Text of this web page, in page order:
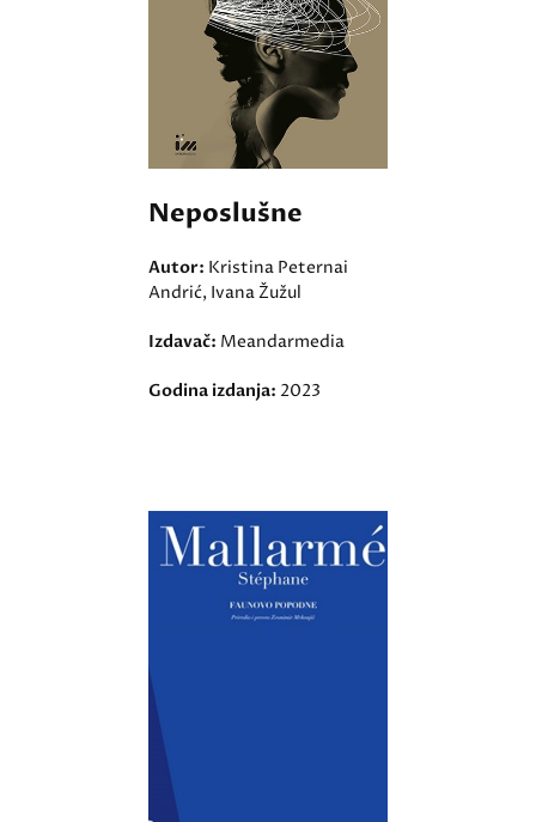
Neposlušne
Autor: Kristina Peternai
Andrić, Ivana Žužul
Izdavač: Meandarmedia
Godina izdanja: 2023